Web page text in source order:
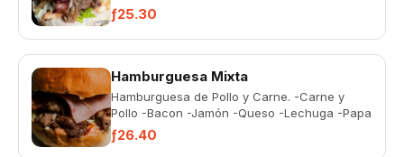
-Cebolla
ƒ25.30
Hamburguesa Mixta
Hamburguesa de Pollo y Carne. -Carne y
Pollo -Bacon -Jamón -Queso -Lechuga -Papa
chips -Salsas -Ceboll...
ƒ26.40